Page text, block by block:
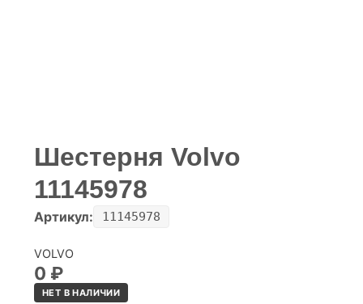
Шестерня Volvo
11145978
Артикул: 11145978
VOLVO
0 ₽
НЕТ В НАЛИЧИИ